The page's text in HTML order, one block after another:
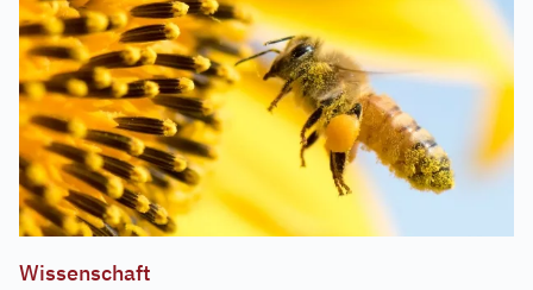
Wissenschaft